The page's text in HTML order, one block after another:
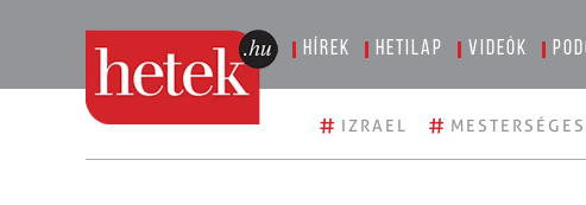
Hírek Hetilap Videók
# IZRAEL #